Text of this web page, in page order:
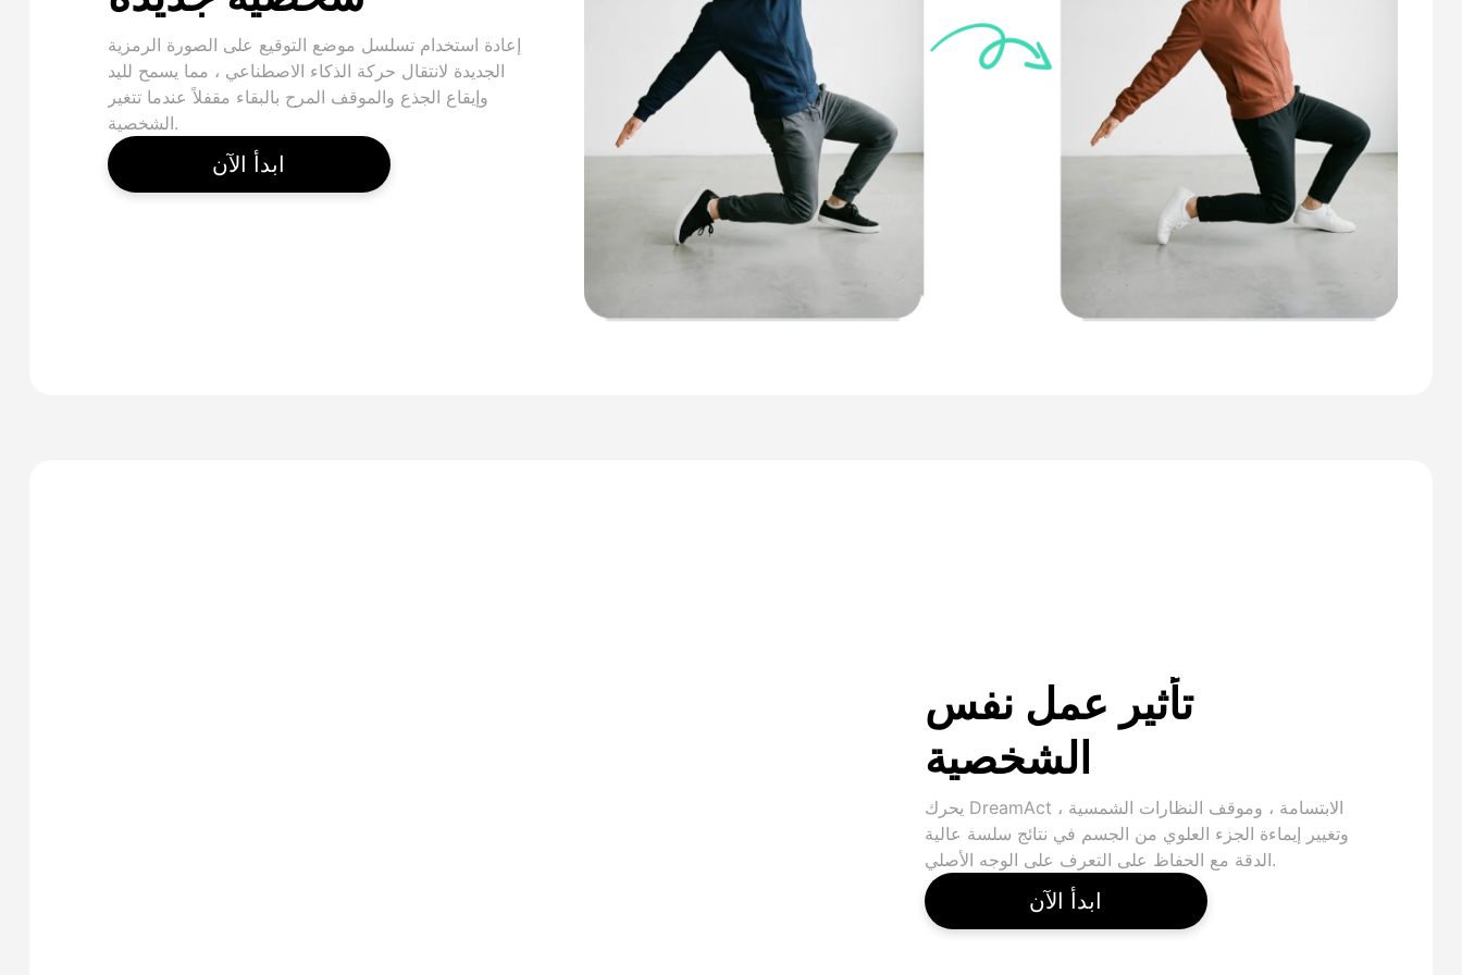
إعادة استخدام تسلسل موضع التوقيع على الصورة الرمزية
الجديدة لانتقال حركة الذكاء الاصطناعي ، مما يسمح لليد
وإيقاع الجذع والموقف المرح بالبقاء مقفلاً عندما تتغير
الشخصية.
ابدأ الآن
تأثير عمل نفس
الشخصية
يحرك DreamAct الابتسامة ، وموقف النظارات الشمسية ،
وتغيير إيماءة الجزء العلوي من الجسم في نتائج سلسة عالية
الدقة مع الحفاظ على التعرف على الوجه الأصلي.
ابدأ الآن